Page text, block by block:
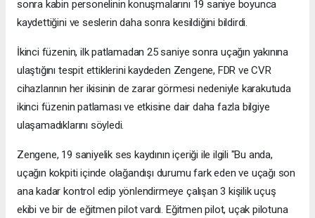
sonra kabin personelinin konuşmalarını 19 saniye boyunca
kaydettiğini ve seslerin daha sonra kesildiğini bildirdi.
İkinci füzenin, ilk patlamadan 25 saniye sonra uçağın yakınına
ulaştığını tespit ettiklerini kaydeden Zengene, FDR ve CVR
cihazlarının her ikisinin de zarar görmesi nedeniyle karakutuda
ikinci füzenin patlaması ve etkisine dair daha fazla bilgiye
ulaşamadıklarını söyledi.
Zengene, 19 saniyelik ses kaydının içeriği ile ilgili "Bu anda,
uçağın kokpiti içinde olağandışı durumu fark eden ve uçağı son
ana kadar kontrol edip yönlendirmeye çalışan 3 kişilik uçuş
ekibi ve bir de eğitmen pilot vardı. Eğitmen pilot, uçak pilotuna